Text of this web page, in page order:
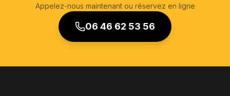
Appelez-nous maintenant ou réservez en ligne
06 46 62 53 56